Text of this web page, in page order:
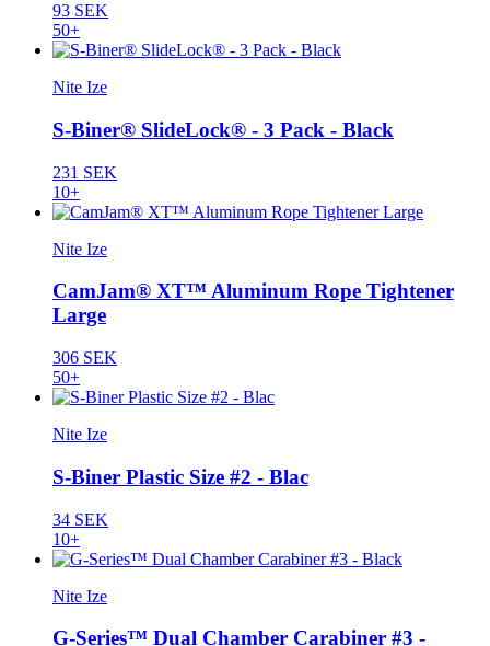
93 SEK
50+
Nite Ize
S-Biner® SlideLock® - 3 Pack - Black
231 SEK
10+
Nite Ize
CamJam® XT™ Aluminum Rope Tightener
Large
306 SEK
50+
Nite Ize
S-Biner Plastic Size #2 - Blac
34 SEK
10+
Nite Ize
G-Series™ Dual Chamber Carabiner #3 -